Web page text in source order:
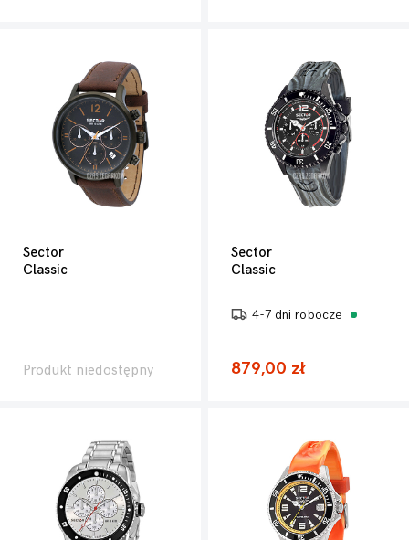
Sector
Classic
Produkt niedostępny
Sector
Classic
4-7 dni robocze
879,00 zł